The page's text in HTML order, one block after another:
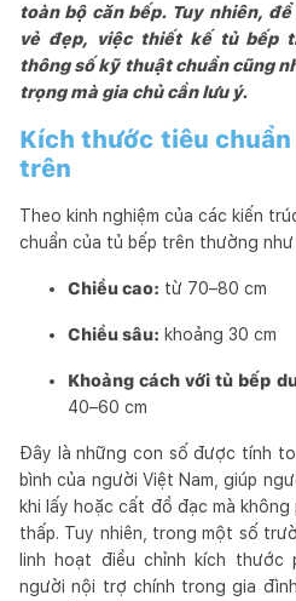
toàn bộ căn bếp. Tuy nhiên,
vẻ đẹp, việc thiết kế tủ bếp
thông số kỹ thuật chuẩn cũng
trọng mà gia chủ cần lưu ý.
Kích thước tiêu
trên
Theo kinh nghiệm của các kiến
chuẩn của tủ bếp trên thường như
Chiều cao: từ 70–80 cm
Chiều sâu: khoảng 30 cm
Khoảng cách với tủ bếp
40–60 cm
Đây là những con số được tính
bình của người Việt Nam, giúp
khi lấy hoặc cất đồ đạc mà
thấp. Tuy nhiên, trong một số
linh hoạt điều chỉnh kích thước
người nội trợ chính trong gia